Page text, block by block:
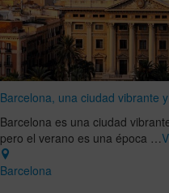
Barcelona, una ciudad vibrante
Barcelona es una ciudad
pero el verano es una época …
Barcelona